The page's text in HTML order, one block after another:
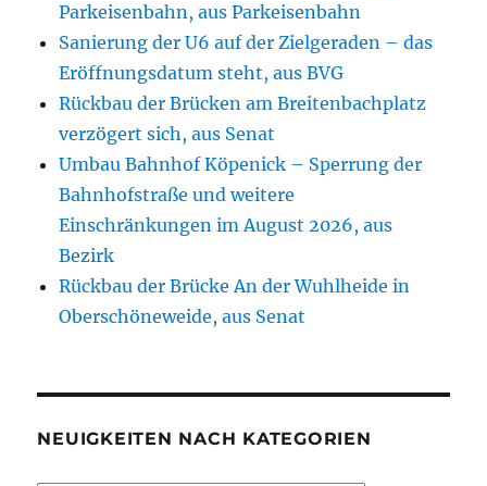
Parkeisenbahn, aus Parkeisenbahn
Sanierung der U6 auf der Zielgeraden – das
Eröffnungsdatum steht, aus BVG
Rückbau der Brücken am Breitenbachplatz
verzögert sich, aus Senat
Umbau Bahnhof Köpenick – Sperrung der
Bahnhofstraße und weitere
Einschränkungen im August 2026, aus
Bezirk
Rückbau der Brücke An der Wuhlheide in
Oberschöneweide, aus Senat
NEUIGKEITEN NACH KATEGORIEN